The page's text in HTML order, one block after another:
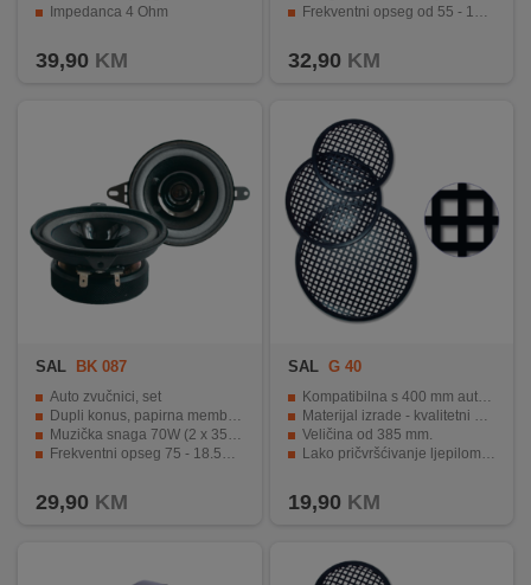
Impedanca 4 Ohm
39,90 KM
Frekventni opseg od 55 - 19.000 Hz.
32,90 KM
SAL BK 087
Auto zvučnici, set
Dupli konus, papirna membrana
Muzička snaga 70W (2 x 35 max)
Frekventni opseg 75 - 18.500 Hz
29,90 KM
SAL G 40
Kompatibilna s 400 mm auto zvučnicima.
Materijal izrade - kvalitetni metal.
Veličina od 385 mm.
Lako pričvršćivanje ljepilom ili pričvrsnicom.
19,90 KM